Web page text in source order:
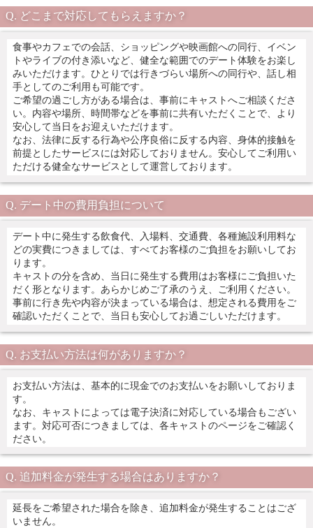
どこまで対応してもらえますか？
食事やカフェでの会話、ショッピングや映画館への同行、イベン
トやライブの付き添いなど、健全な範囲でのデート体験をお楽し
みいただけます。ひとりでは行きづらい場所への同行や、話し相
手としてのご利用も可能です。
ご希望の過ごし方がある場合は、事前にキャストへご相談くださ
い。内容や場所、時間帯などを事前に共有いただくことで、より
安心して当日をお迎えいただけます。
なお、法律に反する行為や公序良俗に反する内容、身体的接触を
前提としたサービスには対応しておりません。安心してご利用い
ただける健全なサービスとして運営しております。
デート中の費用負担について
デート中に発生する飲食代、入場料、交通費、各種施設利用料な
どの実費につきましては、すべてお客様のご負担をお願いしてお
ります。
キャストの分を含め、当日に発生する費用はお客様にご負担いた
だく形となります。あらかじめご了承のうえ、ご利用ください。
事前に行き先や内容が決まっている場合は、想定される費用をご
確認いただくことで、当日も安心してお過ごしいただけます。
お支払い方法は何がありますか？
お支払い方法は、基本的に現金でのお支払いをお願いしておりま
す。
なお、キャストによっては電子決済に対応している場合もござい
ます。対応可否につきましては、各キャストのページをご確認く
ださい。
追加料金が発生する場合はありますか？
延長をご希望された場合を除き、追加料金が発生することはござ
いません。